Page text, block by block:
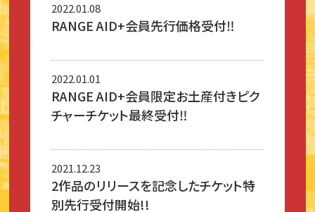
2022.01.08
RANGE AID+会員先行価格受付‼︎
2022.01.01
RANGE AID+会員限定お土産付きピク
チャーチケット最終受付‼️
2021.12.23
2作品のリリースを記念したチケット特
別先行受付開始!!